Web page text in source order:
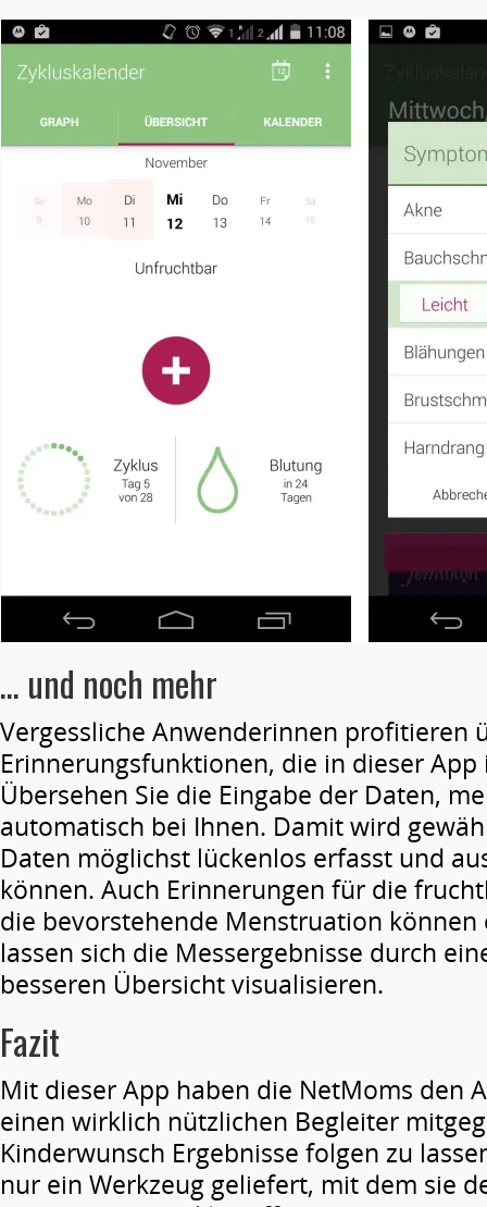
… und noch mehr
Vergessliche Anwenderinnen profitieren
Erinnerungsfunktionen, die in dieser
Übersehen Sie die Eingabe der Daten,
automatisch bei Ihnen. Damit wird
Daten möglichst lückenlos erfasst und
können. Auch Erinnerungen für die
die bevorstehende Menstruation
lassen sich die Messergebnisse durch
besseren Übersicht visualisieren.
Fazit
Mit dieser App haben die NetMoms den
einen wirklich nützlichen Begleiter
Kinderwunsch Ergebnisse folgen zu
nur ein Werkzeug geliefert, mit dem sie